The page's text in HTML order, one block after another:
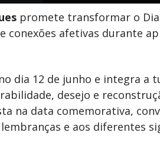
promete transformar o
conexões afetivas durante
dia 12 de junho e integra a
desejo e
na data comemorativa,
e aos diferentes